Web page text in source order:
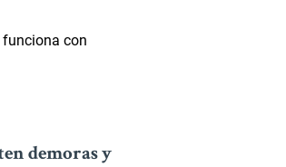
demoras y